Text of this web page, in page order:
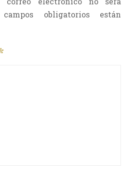
obligatorios están